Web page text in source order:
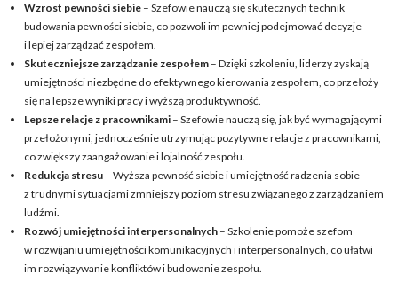
Wzrost pewności siebie – Szefowie nauczą się skutecznych technik
budowania pewności siebie, co pozwoli im pewniej podejmować decyzje
i lepiej zarządzać zespołem.
Skuteczniejsze zarządzanie zespołem – Dzięki szkoleniu, liderzy zyskają
umiejętności niezbędne do efektywnego kierowania zespołem, co przełoży
się na lepsze wyniki pracy i wyższą produktywność.
Lepsze relacje z pracownikami – Szefowie nauczą się, jak być wymagającymi
przełożonymi, jednocześnie utrzymując pozytywne relacje z pracownikami,
co zwiększy zaangażowanie i lojalność zespołu.
Redukcja stresu – Wyższa pewność siebie i umiejętność radzenia sobie
z trudnymi sytuacjami zmniejszy poziom stresu związanego z zarządzaniem
ludźmi.
Rozwój umiejętności interpersonalnych – Szkolenie pomoże szefom
w rozwijaniu umiejętności komunikacyjnych i interpersonalnych, co ułatwi
im rozwiązywanie konfliktów i budowanie zespołu.